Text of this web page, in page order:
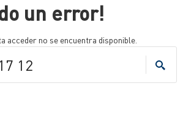
un error!
acceder no se encuentra disponible.